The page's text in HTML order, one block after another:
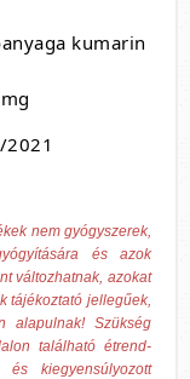
kumarin
2021
nem gyógyszerek,
és azok
változhatnak, azokat
tájékoztató jellegűek,
alapulnak! Szükség
található étrend-
kiegyensúlyozott